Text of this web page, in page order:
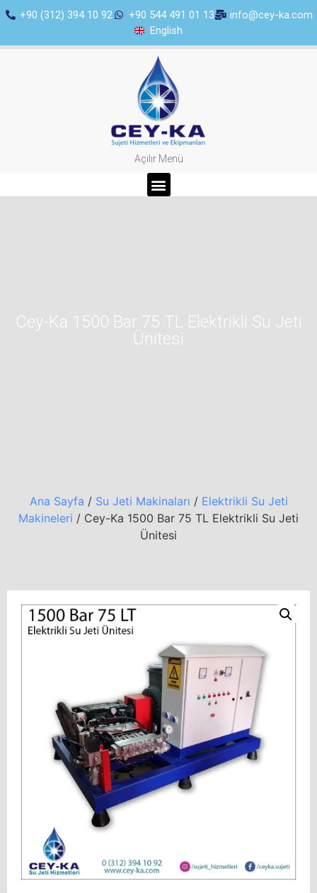
+90 (312) 394 10 92 +90 544 491 01 13
info@cey-ka.com
English
Açılır Menü
Cey-Ka 1500 Bar 75 TL Elektrikli Su Jeti
Ünitesi
Ana Sayfa / Su Jeti Makinaları / Elektrikli Su Jeti
Makineleri / Cey-Ka 1500 Bar 75 TL Elektrikli Su Jeti
Ünitesi